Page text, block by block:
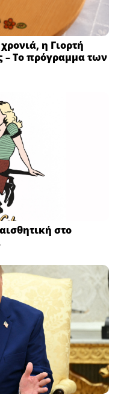
η Γιορτή
– Το πρόγραμμα των
στο